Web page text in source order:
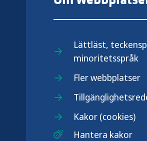
Lättläst,
minoritetsspråk
Fler webbplatser
Kakor (cookies)
Hantera kakor